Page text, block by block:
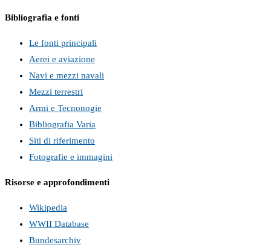
Bibliografia e fonti
Le fonti principali
Aerei e aviazione
Navi e mezzi navali
Mezzi terrestri
Armi e Tecnonogie
Bibliografia Varia
Siti di riferimento
Fotografie e immagini
Risorse e approfondimenti
Wikipedia
WWII Database
Bundesarchiv